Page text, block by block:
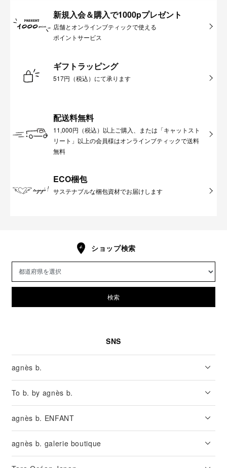
新規入会＆購入で1000pプレゼント
店舗とオンラインブティックで使える
ポイントサービス
ギフトラッピング
517円（税込）にて承ります
配送料無料
11,000円（税込）以上ご購入、または「キャットスト
リート」以上の会員様はオンラインブティックで送料
無料
ECO梱包
サステナブルな梱包資材でお届けします
ショップ検索
検索
SNS
agnès b.
To b. by agnès b.
agnès b. ENFANT
agnès b. galerie boutique